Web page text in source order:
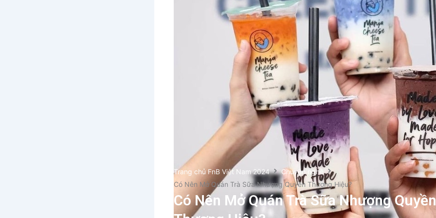
Trang chủ FnB Việt Nam 2024
Chuyện nghề
Có Nên Mở Quán Trà Sữa Nhượng Quyền Thương Hiệu?
Có Nên Mở Quán Trà Sữa Nhượng Quyền